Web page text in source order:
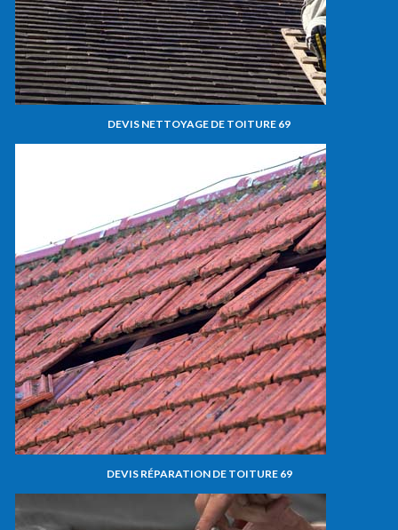
DEVIS NETTOYAGE DE TOITURE 69
DEVIS RÉPARATION DE TOITURE 69